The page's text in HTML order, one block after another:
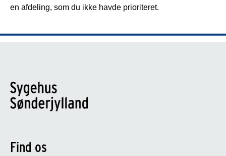
en afdeling, som du ikke havde prioriteret.
Find os